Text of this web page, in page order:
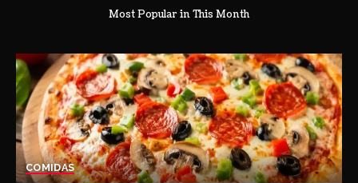
Most Popular in This Month
COMIDAS